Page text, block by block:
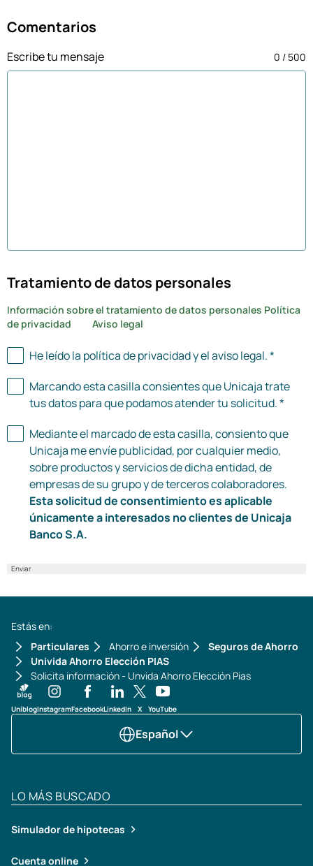
Comentarios
Escribe tu mensaje 0 / 500
Tratamiento de datos personales
Información sobre el tratamiento de datos personales Política
de privacidad
Aviso legal
He leído la política de privacidad y el aviso legal. *
Marcando esta casilla consientes que Unicaja trate
tus datos para que podamos atender tu solicitud. *
Mediante el marcado de esta casilla, consiento que
Unicaja me envíe publicidad, por cualquier medio,
sobre productos y servicios de dicha entidad, de
empresas de su grupo y de terceros colaboradores.
Esta solicitud de consentimiento es aplicable
únicamente a interesados no clientes de Unicaja
Banco S.A.
Enviar
Estás en:
Particulares
Ahorro e inversión
Seguros de Ahorro
Univida Ahorro Elección PIAS
Solicita información - Unvida Ahorro Elección Pias
UniblogInstagramFacebookLinkedIn X YouTube
Español
LO MÁS BUSCADO
Simulador de hipotecas
Cuenta online